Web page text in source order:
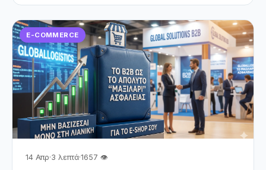
OpenCart, προσφέροντας 24/7 εξυπηρέτηση που
πραγματικά πουλάει.
E-COMMERCE
14 Απρ·3 λεπτά·1657 👁